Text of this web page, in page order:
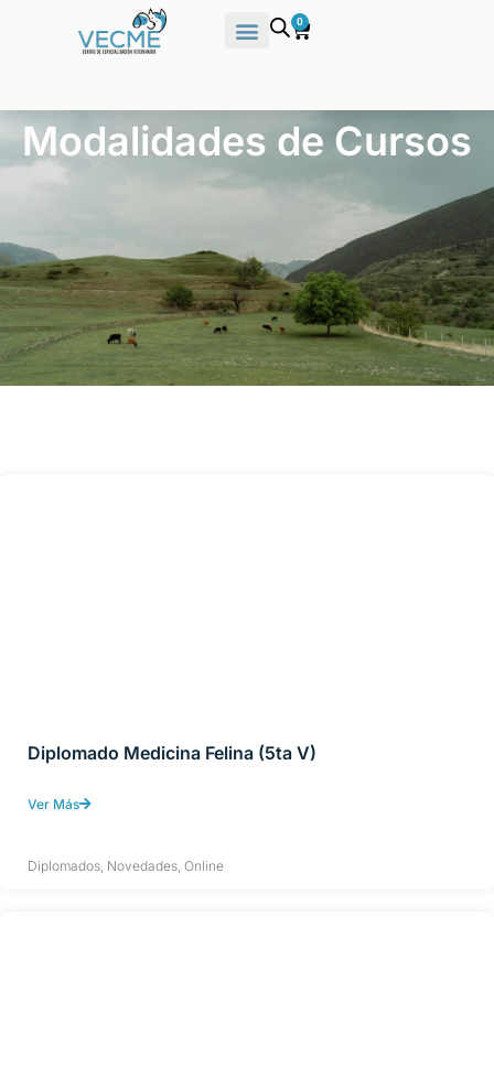
0
Modalidades de Cursos
Diplomado Medicina Felina (5ta V)
Ver Más
Diplomados, Novedades, Online